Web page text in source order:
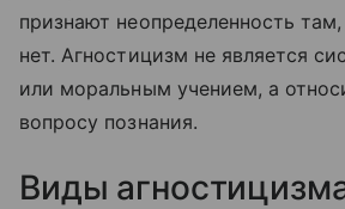
признают неопределенность
нет. Агностицизм не является
или моральным учением, а
вопросу познания.
Виды